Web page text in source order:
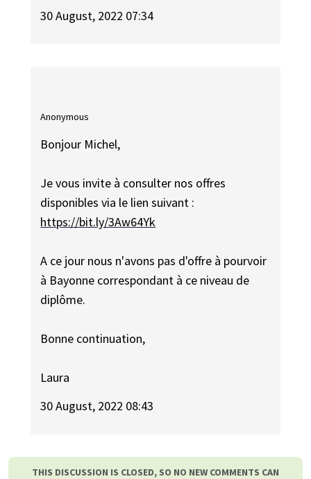
30 August, 2022 07:34
Anonymous
Bonjour Michel,
Je vous invite à consulter nos offres
disponibles via le lien suivant :
https://bit.ly/3Aw64Yk
A ce jour nous n'avons pas d'offre à pourvoir
à Bayonne correspondant à ce niveau de
diplôme.
Bonne continuation,
Laura
30 August, 2022 08:43
THIS DISCUSSION IS CLOSED, SO NO NEW COMMENTS CAN